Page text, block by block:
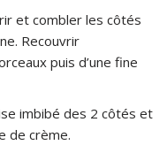
et combler les côtés
Recouvrir
puis d’une fine
imbibé des 2 côtés et
de crème.